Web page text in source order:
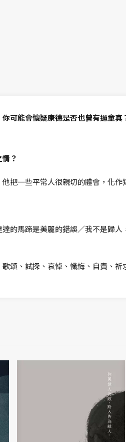
可能會懷疑康德是否也曾有過童真
？
把一些平常人很親切的體會，化作
的馬蹄是美麗的錯誤／我不是
頌、試探、哀悼、懺悔、自責、祈